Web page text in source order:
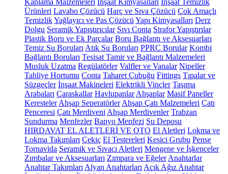
Kaplama Malzemeleri İnşaat Kimyasalları İnşaat Temizlik
Ürünleri Lavabo Çözücü Harç ve Sıva Çözücü Çok Amaçlı
TemizlikYağlayıcı ve Pas Çözücü Yapı Kimyasalları Derz
Dolgu Seramik Yapıştırıcılar Sıvı Conta Strafor Yapıştırılar
Plastik Boru ve Ek Parçalar Boru Bağlantı ve Aksesuarları
Temiz Su Boruları Atık Su Boruları PPRC Borular Kombi
Bağlantı Boruları Tesisat Tamir ve Bağlantı Malzemeleri
Musluk Uzatma Regülatörler Valfler ve Vanalar Nipeller
Tahliye Hortumu Conta Taharet Çubuğu Fittings Tıpalar ve
Süzgeçler İnşaat Makineleri Elektrikli Vinçler Taşıma
Arabaları Caraskallar Havlupanlar Ahşaplar Masif Paneller
Keresteler Ahşap Seperatörler Ahşap Çatı Malzemeleri Çatı
Penceresi Çatı Merdiveni Ahşap Merdivenler Trabzan
Sundurma Menfezler Banyo Menfezi Su Deposu
HIRDAVAT EL ALETLERİ VE OTO El Aletleri Lokma ve
Lokma Takımları Çekiç El Testereleri Kesici Grubu Pense
Tornavida Seramik ve Sıvacı Aletleri Mengene ve İşkenceler
Zımbalar ve Aksesuarları Zımpara ve Eğeler Anahtarlar
Anahtar Takımları Alyan Anahtarları Açık Ağız Anahtar